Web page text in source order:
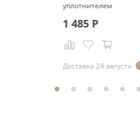
уплотнителем
1 485Р
Доставка 24 августа